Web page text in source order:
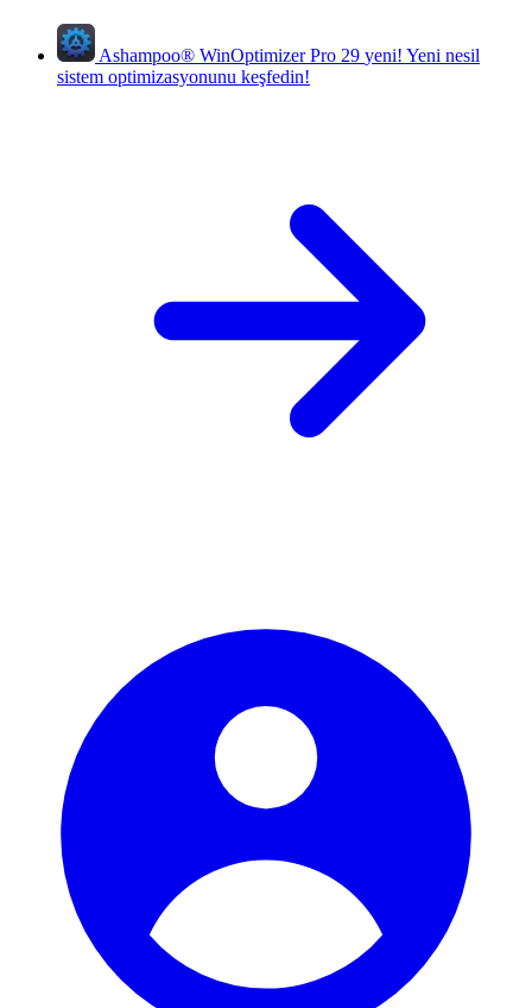
Ashampoo® WinOptimizer Pro 29 yeni! Yeni nesil
sistem optimizasyonunu keşfedin!